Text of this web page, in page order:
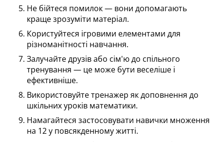
Не бійтеся помилок — вони допомагають
краще зрозуміти матеріал.
Користуйтеся ігровими елементами для
різноманітності навчання.
Залучайте друзів або сім'ю до спільного
тренування — це може бути веселіше і
ефективніше.
Використовуйте тренажер як доповнення до
шкільних уроків математики.
Намагайтеся застосовувати навички множення
на 12 у повсякденному житті.